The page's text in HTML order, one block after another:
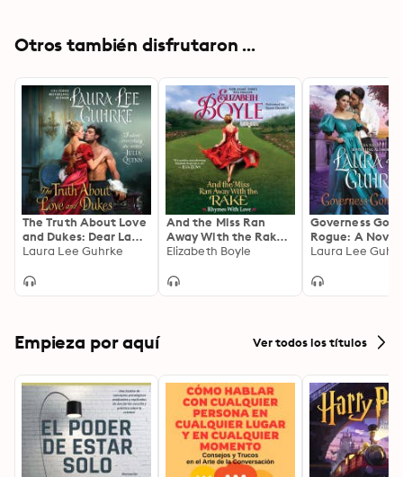
Otros también disfrutaron ...
The Truth About Love
and Dukes: Dear Lady
Truelove
Laura Lee Guhrke
And the Miss Ran
Away With the Rake:
Rhymes With Love
Elizabeth Boyle
Governess
Rogue: A Novel
Laura Lee
Empieza por aquí Ver todos los títulos